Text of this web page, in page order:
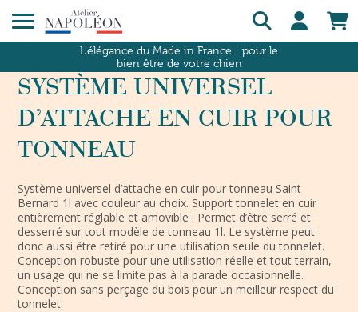
L'élégance du Made in France... pour le
bien être de votre chien
SYSTÈME UNIVERSEL
D’ATTACHE EN CUIR POUR
TONNEAU
Système universel d’attache en cuir pour tonneau Saint
Bernard 1l avec couleur au choix. Support tonnelet en cuir
entièrement réglable et amovible : Permet d’être serré et
desserré sur tout modèle de tonneau 1l. Le système peut
donc aussi être retiré pour une utilisation seule du tonnelet.
Conception robuste pour une utilisation réelle et tout terrain,
un usage qui ne se limite pas à la parade occasionnelle.
Conception sans perçage du bois pour un meilleur respect du
tonnelet.